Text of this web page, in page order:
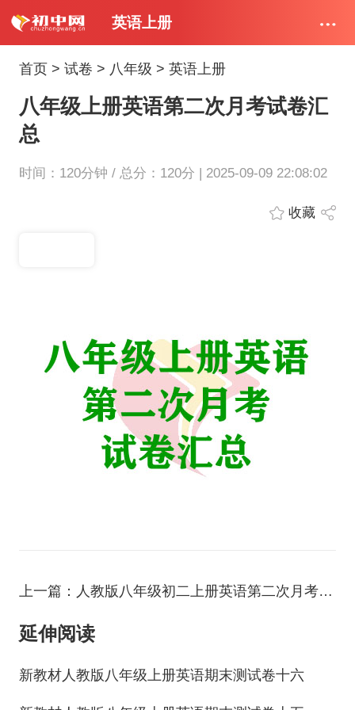
英语上册
首页 > 试卷 > 八年级 > 英语上册
八年级上册英语第二次月考试卷汇
总
时间：120分钟 / 总分：120分 | 2025-09-09 22:08:02
收藏
上一篇：人教版八年级初二上册英语第二次月考模拟试卷二
延伸阅读
新教材人教版八年级上册英语期末测试卷十六